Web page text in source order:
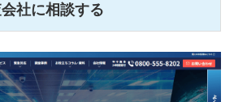
社に相談する